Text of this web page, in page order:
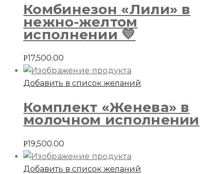
Комбинезон «Лили» в
нежно-желтом
исполнении 💛
Р17,500.00
Добавить в список желаний
Комплект «Женева» в
молочном исполнении
Р19,500.00
Добавить в список желаний